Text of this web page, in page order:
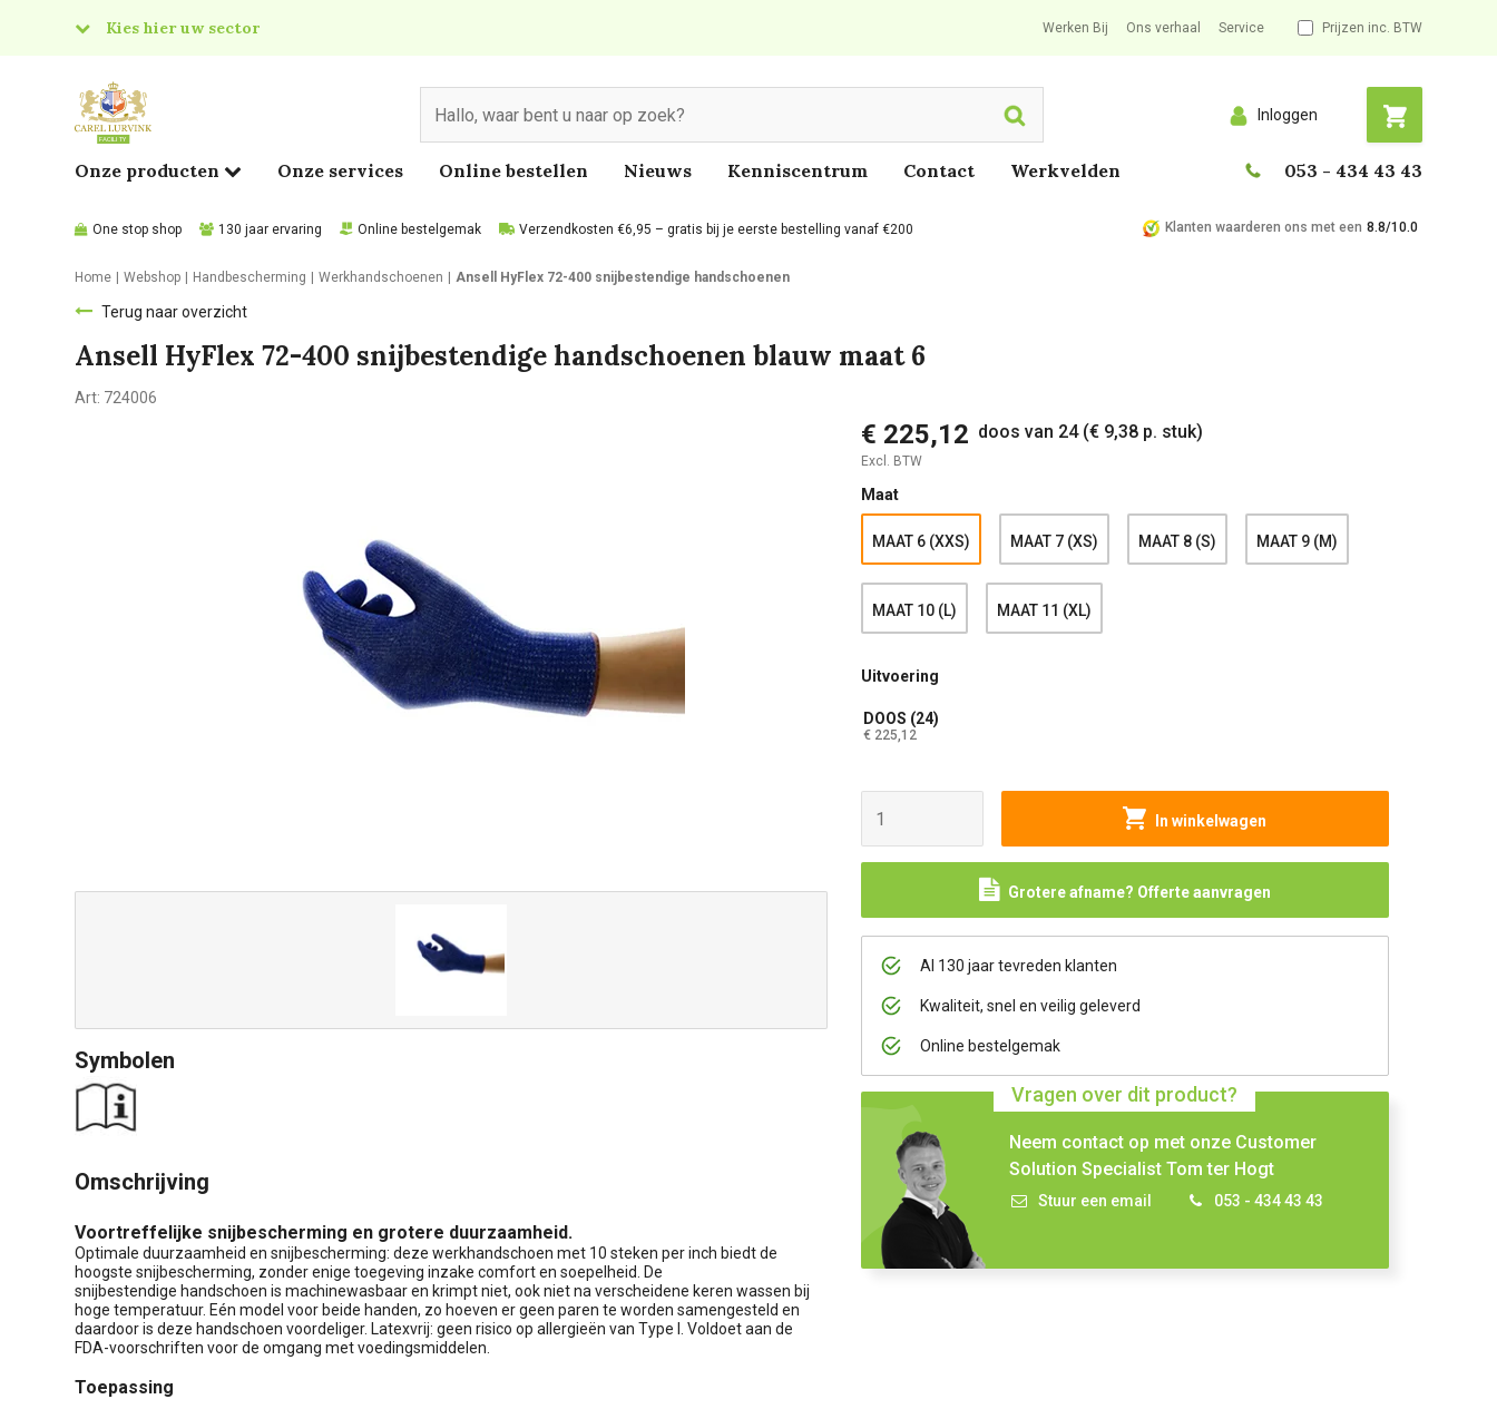
Kies hier uw sector
Food
Werken Bij Ons verhaal Service Prijzen inc. BTW
Search Inloggen
Onze producten Onze services Online bestellen Nieuws Kenniscentrum Contact Werkvelden 053 - 434 43 43
One stop shop 130 jaar ervaring Online bestelgemak Verzendkosten €6,95 – gratis bij je eerste bestelling vanaf €200 Klanten waarderen ons met een 8.8/10.0
Home Webshop Handbescherming Werkhandschoenen Ansell HyFlex 72-400 snijbestendige handschoenen
Terug naar overzicht
Ansell HyFlex 72-400 snijbestendige handschoenen blauw maat 6
Art: 724006
€ 225,12 doos van 24 (€ 9,38 p. stuk)
Excl. BTW
Maat
MAAT 6 (XXS) MAAT 7 (XS) MAAT 8 (S) MAAT 9 (M)
MAAT 10 (L) MAAT 11 (XL)
Uitvoering
DOOS (24)
€ 225,12
In winkelwagen
Grotere afname? Offerte aanvragen
Al 130 jaar tevreden klanten
Kwaliteit, snel en veilig geleverd
Online bestelgemak
Vragen over dit product?
Neem contact op met onze Customer
Solution Specialist Tom ter Hogt
Stuur een email 053 - 434 43 43
Symbolen
Omschrijving
Voortreffelijke snijbescherming en grotere duurzaamheid.
Optimale duurzaamheid en snijbescherming: deze werkhandschoen met 10 steken per inch biedt de
hoogste snijbescherming, zonder enige toegeving inzake comfort en soepelheid. De
snijbestendige handschoen is machinewasbaar en krimpt niet, ook niet na verscheidene keren wassen bij
hoge temperatuur. Eén model voor beide handen, zo hoeven er geen paren te worden samengesteld en
daardoor is deze handschoen voordeliger. Latexvrij: geen risico op allergieën van Type I. Voldoet aan de
FDA-voorschriften voor de omgang met voedingsmiddelen.
Toepassing